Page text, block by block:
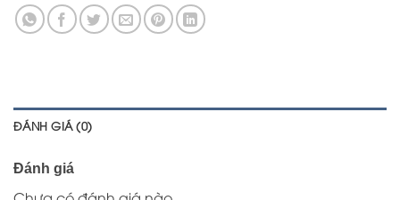
ĐÁNH GIÁ (0)
Đánh giá